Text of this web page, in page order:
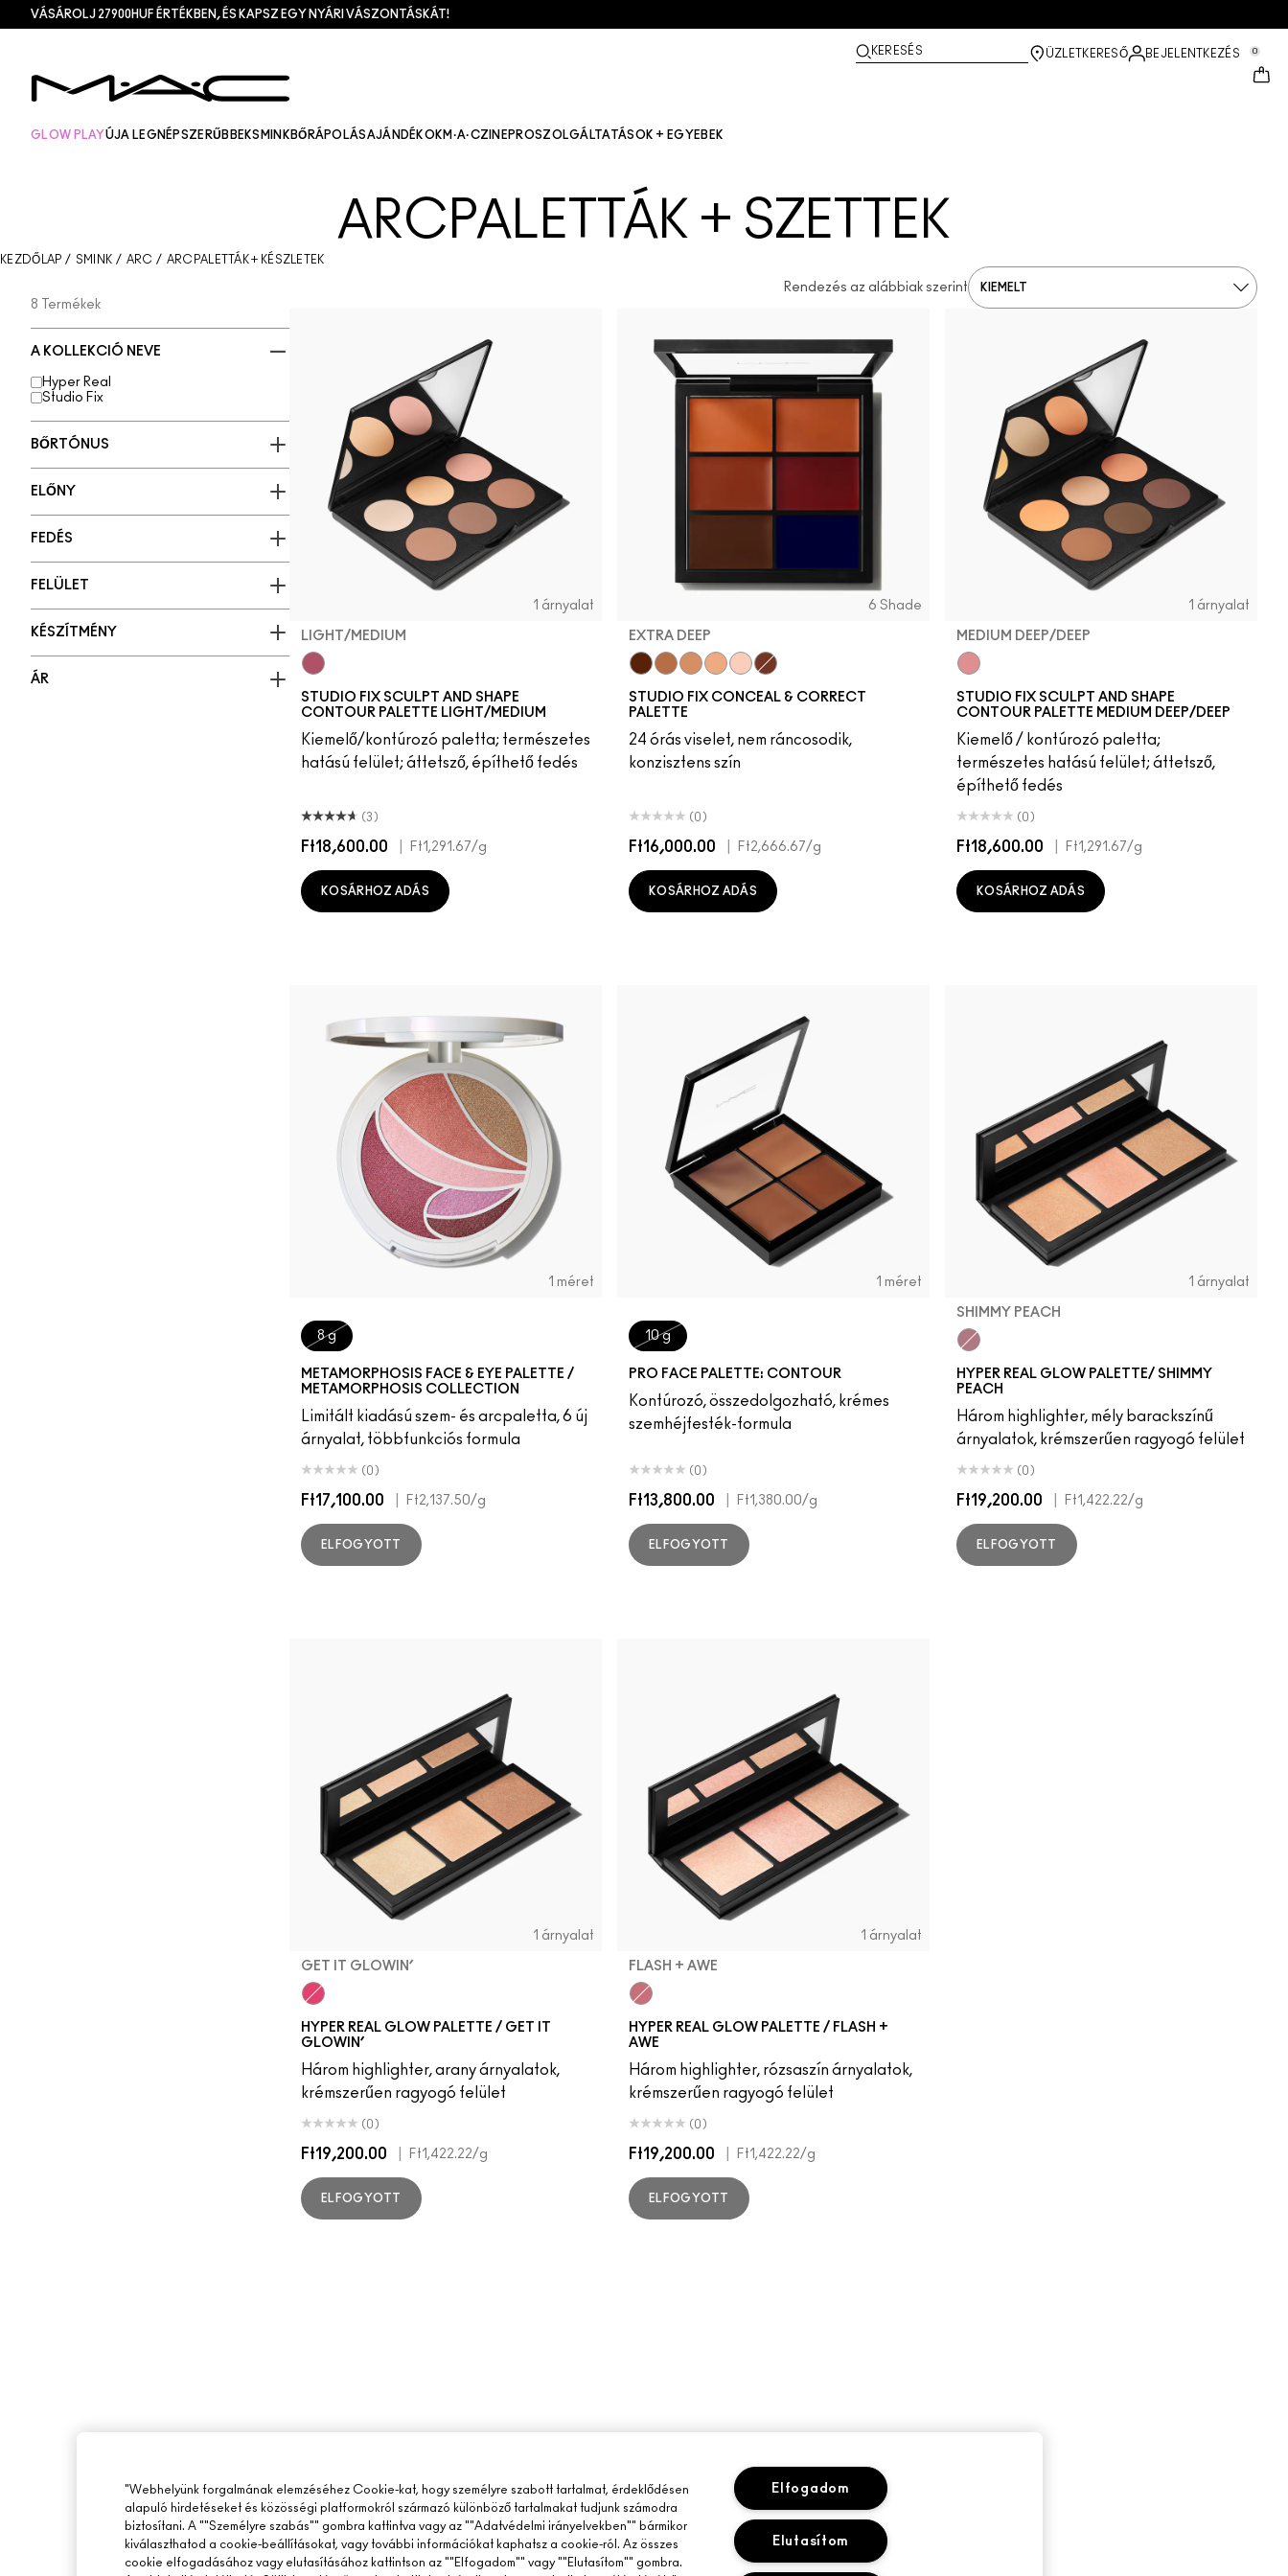
VÁSÁROLJ 27900HUF ÉRTÉKBEN, ÉS KAPSZ EGY NYÁRI VÁSZONTÁSKÁT!
KERESÉS ÜZLETKERESŐ BEJELENTKEZÉS 0
GLOW PLAYÚJA LEGNÉPSZERŰBBEKSMINK BŐRÁPOLÁSAJÁNDÉKOK M·A·CZINE PROSZOLGÁLTATÁSOK + EGYEBEK
ARCPALETTÁK + SZETTEK
KEZDŐLAP / SMINK / ARC / ARCPALETTÁK + KÉSZLETEK
8 Termékek
A KOLLEKCIÓ NEVE
Hyper Real
Studio Fix
BŐRTÓNUS
ELŐNY
FEDÉS
FELÜLET
KÉSZÍTMÉNY
ÁR
Rendezés az alábbiak szerint
1 árnyalat
LIGHT/MEDIUM
STUDIO FIX SCULPT AND SHAPE
CONTOUR PALETTE LIGHT/MEDIUM
Kiemelő/kontúrozó paletta; természetes
hatású felület; áttetsző, építhető fedés
(3)
Ft18,600.00 Ft1,291.67/g
KOSÁRHOZ ADÁS
6 Shade
EXTRA DEEP
STUDIO FIX CONCEAL & CORRECT
PALETTE
24 órás viselet, nem ráncosodik,
konzisztens szín
(0)
Ft16,000.00 Ft2,666.67/g
KOSÁRHOZ ADÁS
1 árnyalat
MEDIUM DEEP/DEEP
STUDIO FIX SCULPT AND SHAPE
CONTOUR PALETTE MEDIUM DEEP/DEEP
Kiemelő / kontúrozó paletta;
természetes hatású felület; áttetsző,
építhető fedés
(0)
Ft18,600.00 Ft1,291.67/g
KOSÁRHOZ ADÁS
1 méret
8 g
METAMORPHOSIS FACE & EYE PALETTE /
METAMORPHOSIS COLLECTION
Limitált kiadású szem- és arcpaletta, 6 új
árnyalat, többfunkciós formula
(0)
Ft17,100.00 Ft2,137.50/g
ELFOGYOTT
1 méret
10 g
PRO FACE PALETTE: CONTOUR
Kontúrozó, összedolgozható, krémes
szemhéjfesték-formula
(0)
Ft13,800.00 Ft1,380.00/g
ELFOGYOTT
1 árnyalat
SHIMMY PEACH
HYPER REAL GLOW PALETTE/ SHIMMY
PEACH
Három highlighter, mély barackszínű
árnyalatok, krémszerűen ragyogó felület
(0)
Ft19,200.00 Ft1,422.22/g
ELFOGYOTT
1 árnyalat
GET IT GLOWIN’
HYPER REAL GLOW PALETTE / GET IT
GLOWIN’
Három highlighter, arany árnyalatok,
krémszerűen ragyogó felület
(0)
Ft19,200.00 Ft1,422.22/g
ELFOGYOTT
1 árnyalat
FLASH + AWE
HYPER REAL GLOW PALETTE / FLASH +
AWE
Három highlighter, rózsaszín árnyalatok,
krémszerűen ragyogó felület
(0)
Ft19,200.00 Ft1,422.22/g
ELFOGYOTT
"Webhelyünk forgalmának elemzéséhez Cookie-kat, hogy személyre szabott tartalmat, érdeklődésen
alapuló hirdetéseket és közösségi platformokról származó különböző tartalmakat tudjunk számodra
biztosítani. A ""Személyre szabás"" gombra kattintva vagy az ""Adatvédelmi irányelvekben"" bármikor
kiválaszthatod a cookie-beállításokat, vagy további információkat kaphatsz a cookie-ról. Az összes
cookie elfogadásához vagy elutasításához kattintson az ""Elfogadom"" vagy ""Elutasítom"" gombra.
Elfogadom
Elutasítom